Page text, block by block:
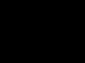
de Apoio às
ajuda na imersão
qualidade.” e,